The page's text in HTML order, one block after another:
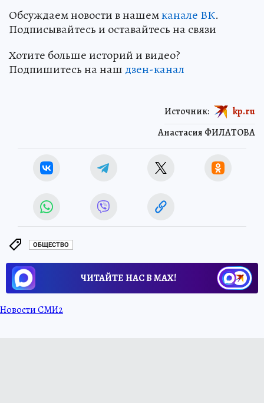
Обсуждаем новости в нашемканале ВК.
Подписывайтесь и оставайтесь на связи
Хотите больше историй и видео?
Подпишитесь на наш дзен-канал
Анастасия ФИЛАТОВА
Источник: kp.ru
ОБЩЕСТВО
ЧИТАЙТЕ НАС В МАХ!
Новости СМИ2